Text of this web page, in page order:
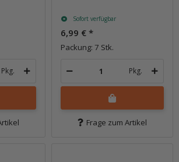
Pkg.
Sofort verfügbar
6,99 € *
Packung: 7 Stk.
Pkg.
Frage zum Artikel